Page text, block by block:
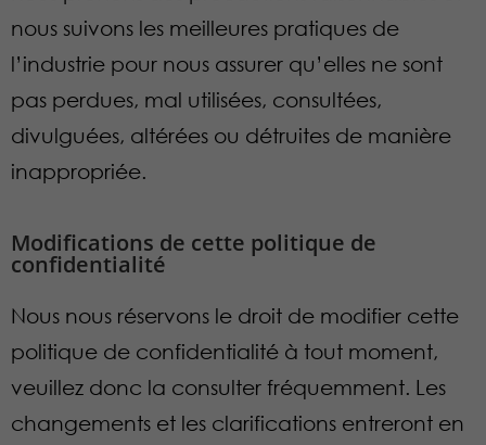
nous suivons les meilleures pratiques de
l’industrie pour nous assurer qu’elles ne sont
pas perdues, mal utilisées, consultées,
divulguées, altérées ou détruites de manière
inappropriée.
Modifications de cette politique de
confidentialité
Nous nous réservons le droit de modifier cette
politique de confidentialité à tout moment,
veuillez donc la consulter fréquemment. Les
changements et les clarifications entreront en